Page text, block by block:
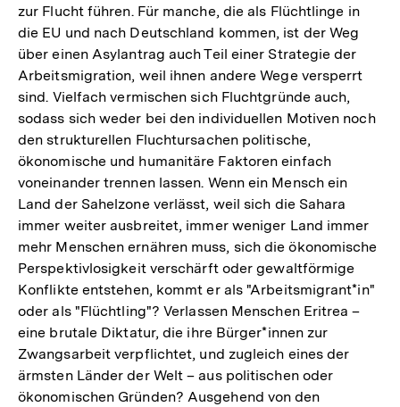
zur Flucht führen. Für manche, die als Flüchtlinge in
die EU und nach Deutschland kommen, ist der Weg
über einen Asylantrag auch Teil einer Strategie der
Arbeitsmigration, weil ihnen andere Wege versperrt
sind. Vielfach vermischen sich Fluchtgründe auch,
sodass sich weder bei den individuellen Motiven noch
den strukturellen Fluchtursachen politische,
ökonomische und humanitäre Faktoren einfach
voneinander trennen lassen. Wenn ein Mensch ein
Land der Sahelzone verlässt, weil sich die Sahara
immer weiter ausbreitet, immer weniger Land immer
mehr Menschen ernähren muss, sich die ökonomische
Perspektivlosigkeit verschärft oder gewaltförmige
Konflikte entstehen, kommt er als "Arbeitsmigrant*in"
oder als "Flüchtling"? Verlassen Menschen Eritrea –
eine brutale Diktatur, die ihre Bürger*innen zur
Zwangsarbeit verpflichtet, und zugleich eines der
ärmsten Länder der Welt – aus politischen oder
ökonomischen Gründen? Ausgehend von den